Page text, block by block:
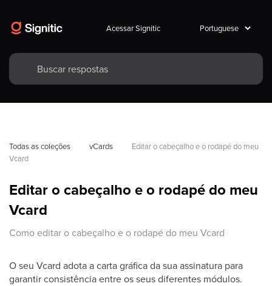
Acessar Signitic
Todas as coleções vCards
Editar o cabeçalho e o rodapé do meu
Vcard
Editar o cabeçalho e o rodapé do meu
Vcard
Como editar o cabeçalho e o rodapé do meu Vcard
O seu Vcard adota a carta gráfica da sua assinatura para
garantir consistência entre os seus diferentes módulos.